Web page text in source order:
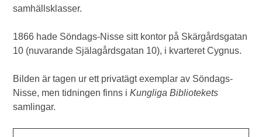
samhällsklasser.
1866 hade Söndags-Nisse sitt kontor på Skärgårdsgatan
10 (nuvarande Själagårdsgatan 10), i kvarteret Cygnus.
Bilden är tagen ur ett privatägt exemplar av Söndags-
Nisse, men tidningen finns iKungliga Bibliotekets
samlingar.